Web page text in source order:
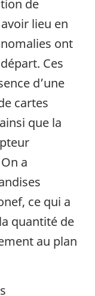
de
lieu en
ont
Ces
d’une
cartes
que la
a
ce qui a
quantité de
au plan